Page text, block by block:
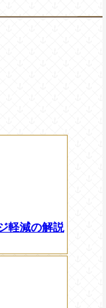
軽減の解説